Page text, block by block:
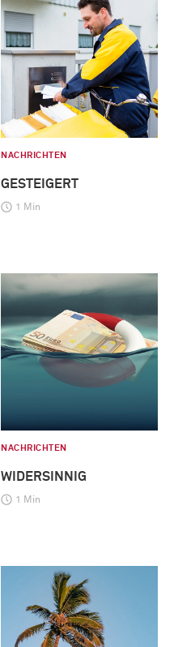
NACHRICHTEN
GESTEIGERT
1 Min
NACHRICHTEN
WIDERSINNIG
1 Min